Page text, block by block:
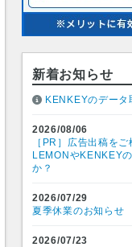
新着お知らせ
KENKEYのデータ
2026/08/06
［PR］広告出稿を
LEMONやKENKEY
か？
2026/07/29
夏季休業のお知らせ
2026/07/23